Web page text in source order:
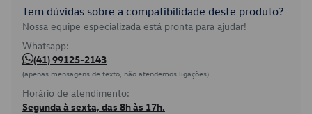
Tem dúvidas sobre a compatibilidade deste produto?
Nossa equipe especializada está pronta para ajudar!
Whatsapp:
(41) 99125-2143
(apenas mensagens de texto, não atendemos ligações)
Horário de atendimento:
Segunda à sexta, das 8h às 17h.